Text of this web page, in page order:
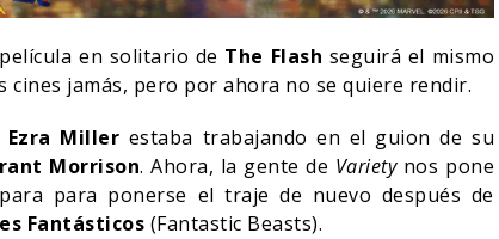
en solitario de The Flash seguirá el mismo
cines jamás, pero por ahora no se quiere rendir.
Ezra Miller estaba trabajando en el guion de su
Morrison. Ahora, la gente de Varietynos pone
para ponerse el traje de nuevo después de
Fantásticos (Fantastic Beasts).